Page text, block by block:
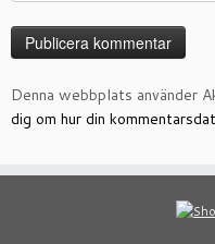
Denna webbplats använder
dig om hur din